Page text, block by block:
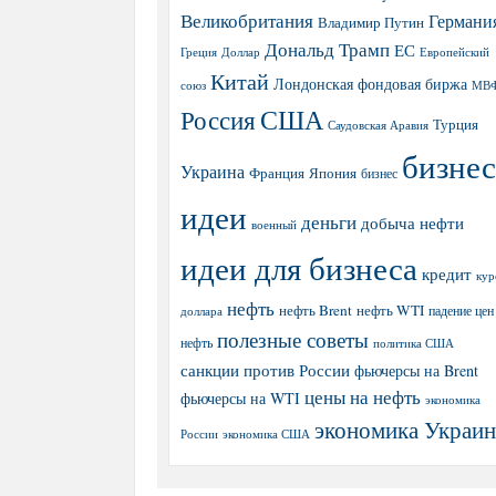
Великобритания Владимир Путин
Греция Доллар Дональд Трамп ЕС Европейский
союз Китай Лондонская фондовая биржа
РоссияСША Саудовская Аравия Турция
Украина Франция Япония бизнес бизнес
идеи военный деньги добыча нефти
идеи для бизнеса кредит
доллара нефть нефть Brent нефть WTI падение
нефть полезные советы политика США
санкции против России фьючерсы на Brent
фьючерсы на WTI цены на нефть экономика
России экономика США экономика